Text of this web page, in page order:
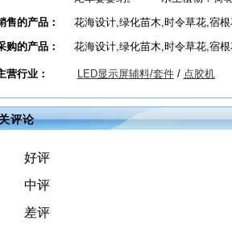
售的产品：
花海设计,绿化苗木,时令草花,宿
购的产品：
花海设计,绿化苗木,时令草花,宿
营行业： LED显示屏辅料/套件/ 点胶机
评论